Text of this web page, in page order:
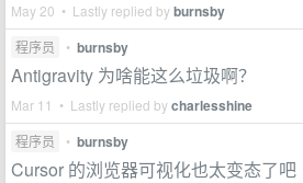
May 20 • Lastly replied byburnsby
程序员 • burnsby
Antigravity 为啥能这么垃圾啊？
Mar 11 • Lastly replied bycharlesshine
程序员 • burnsby
Cursor 的浏览器可视化也太变态了吧